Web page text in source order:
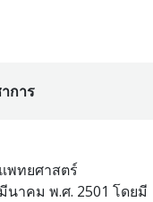
การ
พทยศาสตร์
าคม พ.ศ. 2501 โดยมี